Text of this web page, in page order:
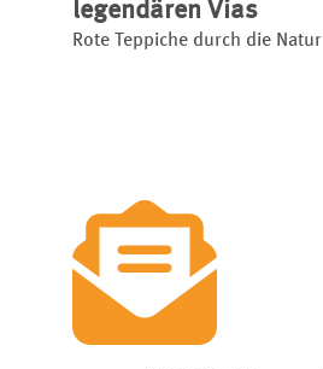
legendären Vias
Rote Teppiche durch die Natur